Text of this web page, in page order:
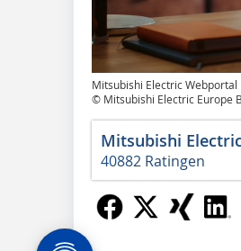
Mitsubishi Electric Webportal
© Mitsubishi Electric Europe
Mitsubishi
40882 Ratingen